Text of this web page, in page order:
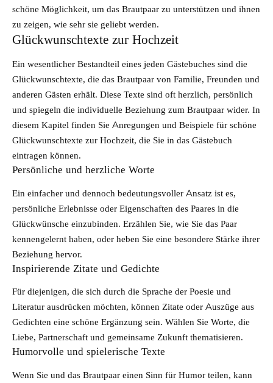
schöne Möglichkeit, um das Brautpaar zu unterstützen und ihnen
zu zeigen, wie sehr sie geliebt werden.
Glückwunschtexte zur Hochzeit
Ein wesentlicher Bestandteil eines jeden Gästebuches sind die
Glückwunschtexte, die das Brautpaar von Familie, Freunden und
anderen Gästen erhält. Diese Texte sind oft herzlich, persönlich
und spiegeln die individuelle Beziehung zum Brautpaar wider. In
diesem Kapitel finden Sie Anregungen und Beispiele für schöne
Glückwunschtexte zur Hochzeit, die Sie in das Gästebuch
eintragen können.
Persönliche und herzliche Worte
Ein einfacher und dennoch bedeutungsvoller Ansatz ist es,
persönliche Erlebnisse oder Eigenschaften des Paares in die
Glückwünsche einzubinden. Erzählen Sie, wie Sie das Paar
kennengelernt haben, oder heben Sie eine besondere Stärke ihrer
Beziehung hervor.
Inspirierende Zitate und Gedichte
Für diejenigen, die sich durch die Sprache der Poesie und
Literatur ausdrücken möchten, können Zitate oder Auszüge aus
Gedichten eine schöne Ergänzung sein. Wählen Sie Worte, die
Liebe, Partnerschaft und gemeinsame Zukunft thematisieren.
Humorvolle und spielerische Texte
Wenn Sie und das Brautpaar einen Sinn für Humor teilen, kann